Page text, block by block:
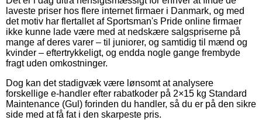
laveste priser hos flere internet firmaer i Danmark, og med
det motiv har flertallet af Sportsman's Pride online firmaer
ikke kunne lade være med at nedskære salgspriserne på
mange af deres varer – til juniorer, og samtidig til mænd og
kvinder – eftertrykkeligt, og endda nogle gange frembyde
fragt uden omkostninger.
Dog kan det stadigvæk være lønsomt at analysere
forskellige e-handler efter rabatkoder på 2×15 kg Standard
Maintenance (Gul) forinden du handler, så du er på den sikre
side med at få fat i den skarpeste pris.